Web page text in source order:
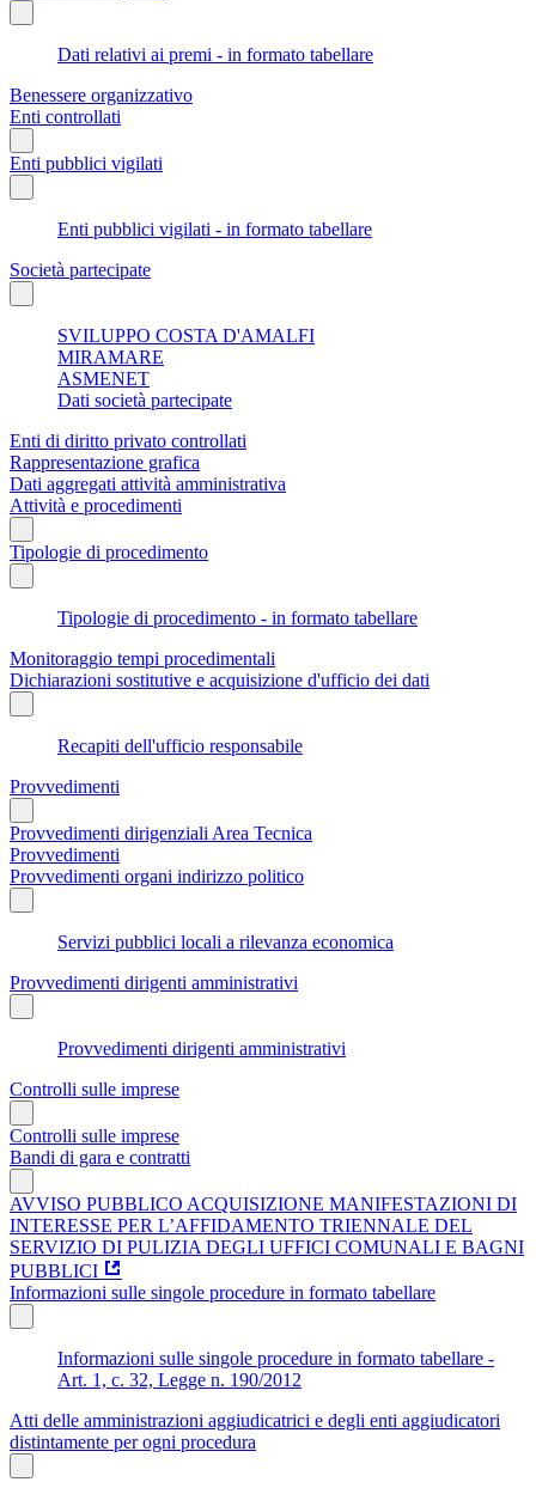
Dati relativi ai premi - in formato tabellare
Benessere organizzativo
Enti controllati
Enti pubblici vigilati
Enti pubblici vigilati - in formato tabellare
Società partecipate
SVILUPPO COSTA D'AMALFI
MIRAMARE
ASMENET
Dati società partecipate
Enti di diritto privato controllati
Rappresentazione grafica
Dati aggregati attività amministrativa
Attività e procedimenti
Tipologie di procedimento
Tipologie di procedimento - in formato tabellare
Monitoraggio tempi procedimentali
Dichiarazioni sostitutive e acquisizione d'ufficio dei dati
Recapiti dell'ufficio responsabile
Provvedimenti
Provvedimenti dirigenziali Area Tecnica
Provvedimenti
Provvedimenti organi indirizzo politico
Servizi pubblici locali a rilevanza economica
Provvedimenti dirigenti amministrativi
Provvedimenti dirigenti amministrativi
Controlli sulle imprese
Controlli sulle imprese
Bandi di gara e contratti
AVVISO PUBBLICO ACQUISIZIONE MANIFESTAZIONI DI
INTERESSE PER L’AFFIDAMENTO TRIENNALE DEL
SERVIZIO DI PULIZIA DEGLI UFFICI COMUNALI E BAGNI
PUBBLICI
Informazioni sulle singole procedure in formato tabellare
Informazioni sulle singole procedure in formato tabellare -
Art. 1, c. 32, Legge n. 190/2012
Atti delle amministrazioni aggiudicatrici e degli enti aggiudicatori
distintamente per ogni procedura